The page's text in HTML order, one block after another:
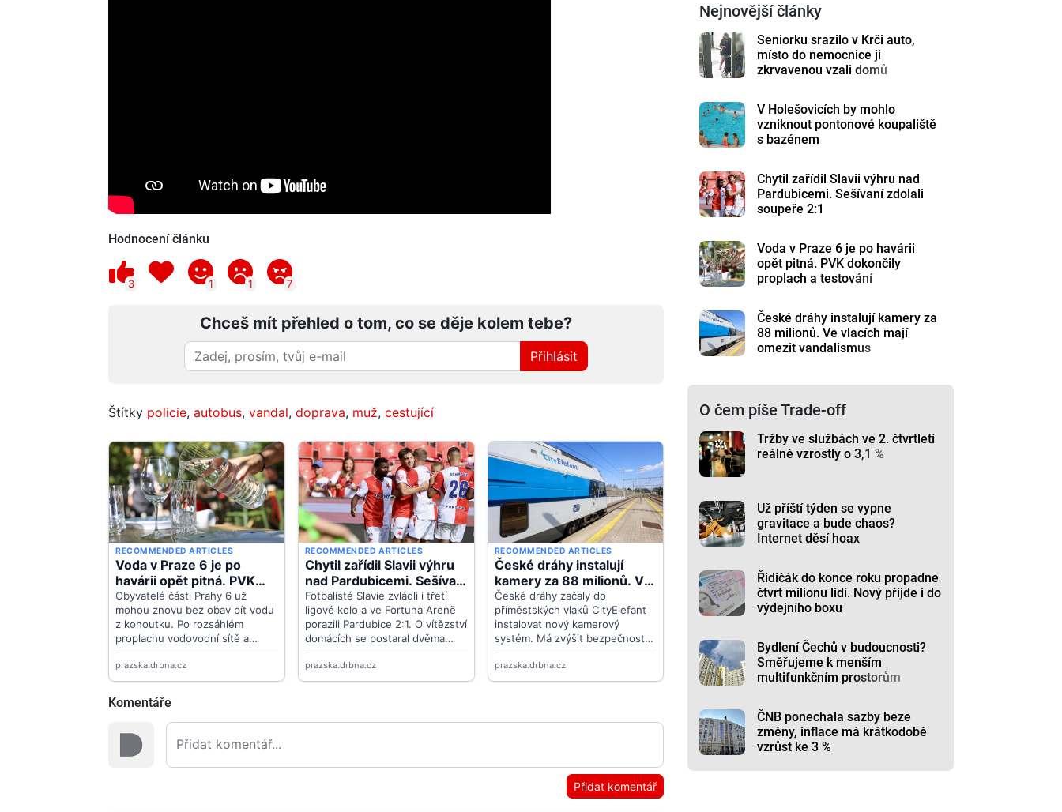
Hodnocení článku
3 1 1 7
Chceš mít přehled o tom, co se děje kolem tebe?
Přihlásit
Štítky policie, autobus, vandal, doprava, muž, cestující
Komentáře
Přidat komentář
Nejnovější články
Seniorku srazilo v Krči auto,
místo do nemocnice ji
zkrvavenou vzali domů
V Holešovicích by mohlo
vzniknout pontonové koupaliště
s bazénem
Chytil zařídil Slavii výhru nad
Pardubicemi. Sešívaní zdolali
soupeře 2:1
Voda v Praze 6 je po havárii
opět pitná. PVK dokončily
proplach a testování
České dráhy instalují kamery za
88 milionů. Ve vlacích mají
omezit vandalismus
O čem píše Trade-off
Tržby ve službách ve 2. čtvrtletí
reálně vzrostly o 3,1 %
Už příští týden se vypne
gravitace a bude chaos?
Internet děsí hoax
Řidičák do konce roku propadne
čtvrt milionu lidí. Nový přijde i do
výdejního boxu
Bydlení Čechů v budoucnosti?
Směřujeme k menším
multifunkčním prostorům
ČNB ponechala sazby beze
změny, inflace má krátkodobě
vzrůst ke 3 %